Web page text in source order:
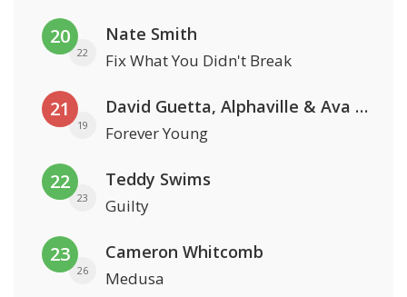
20
22
Nate Smith
Fix What You Didn't Break
21
19
David Guetta, Alphaville & Ava Max
Forever Young
22
23
Teddy Swims
Guilty
23
26
Cameron Whitcomb
Medusa